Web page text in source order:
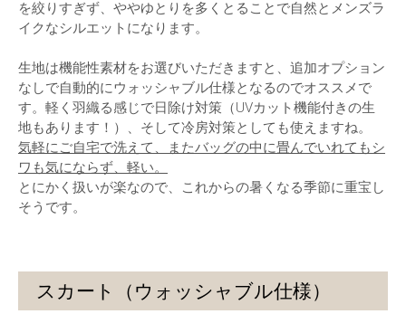
を絞りすぎず、ややゆとりを多くとることで自然とメンズラ
イクなシルエットになります。
生地は機能性素材をお選びいただきますと、追加オプション
なしで自動的にウォッシャブル仕様となるのでオススメで
す。軽く羽織る感じで日除け対策（UVカット機能付きの生
地もあります！）、そして冷房対策としても使えますね。
気軽にご自宅で洗えて、またバッグの中に畳んでいれてもシ
ワも気にならず、軽い。
とにかく扱いが楽なので、これからの暑くなる季節に重宝し
そうです。
スカート（ウォッシャブル仕様）